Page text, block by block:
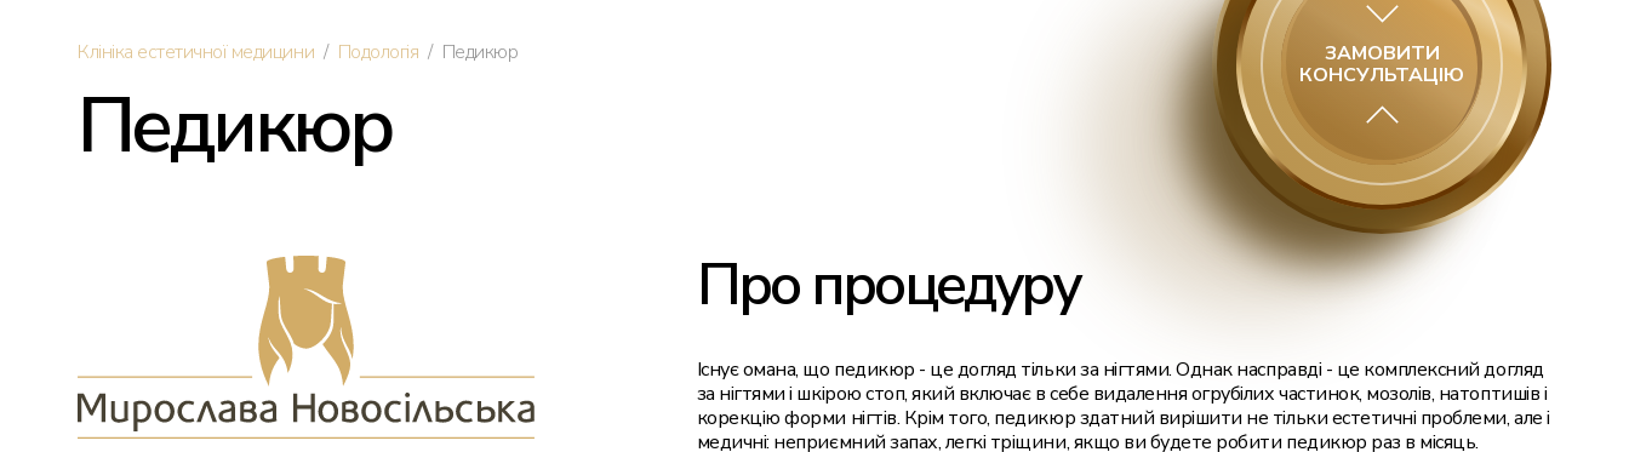
Ін'єкції краси
Трансплантація волосся
Філер у підборіддя
Філери у вилиці
Пересадка волосся FUE
Пересадка волосся чоловікам
Пересадка волосся жінкам
Видалення мозолі рідким азотом
Видалення стрижневої мозолі
Клініка естетичної медицини / Подологія / Педикюр
Педикюр
ЗАМОВИТИ
КОНСУЛЬТАЦІЮ
Про процедуру
Існує омана, що педикюр - це догляд тільки за нігтями. Однак насправді - це комплексний догляд
за нігтями і шкірою стоп, який включає в себе видалення огрубілих частинок, мозолів, натоптишів і
корекцію форми нігтів. Крім того, педикюр здатний вирішити не тільки естетичні проблеми, але і
медичні: неприємний запах, легкі тріщини, якщо ви будете робити педикюр раз в місяць.